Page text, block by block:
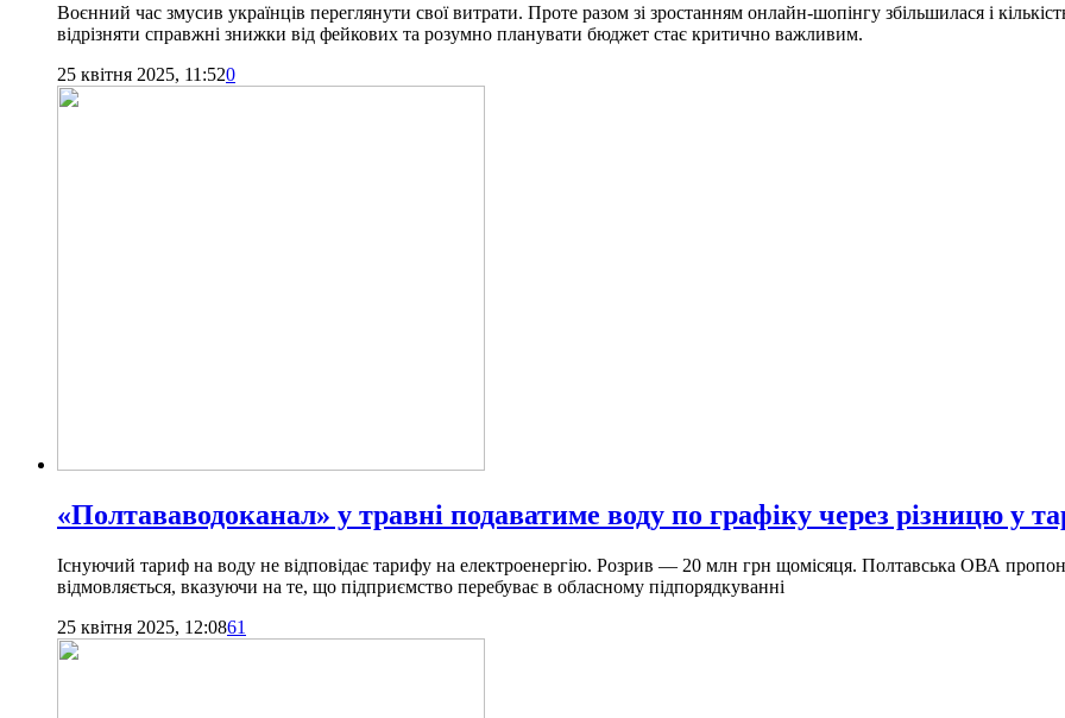
Воєнний час змусив українців переглянути свої витрати. Проте разом зі зростанням онлайн-шопінгу збільшилася і
відрізняти справжні знижки від фейкових та розумно планувати бюджет стає критично важливим.
25 квітня 2025, 11:520
«Полтававодоканал» у травні подаватиме воду по графіку через різницю у
Існуючий тариф на воду не відповідає тарифу на електроенергію. Розрив — 20 млн грн щомісяця. Полтавська ОВА
відмовляється, вказуючи на те, що підприємство перебуває в обласному підпорядкуванні
25 квітня 2025, 12:0861